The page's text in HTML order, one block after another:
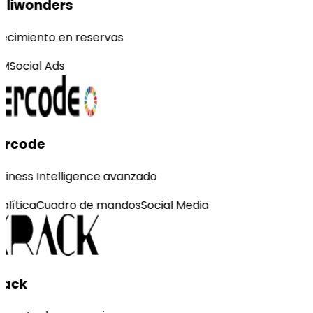
en reservas
Social Ads
Intelligence avanzado
Cuadro de mandosSocial Media